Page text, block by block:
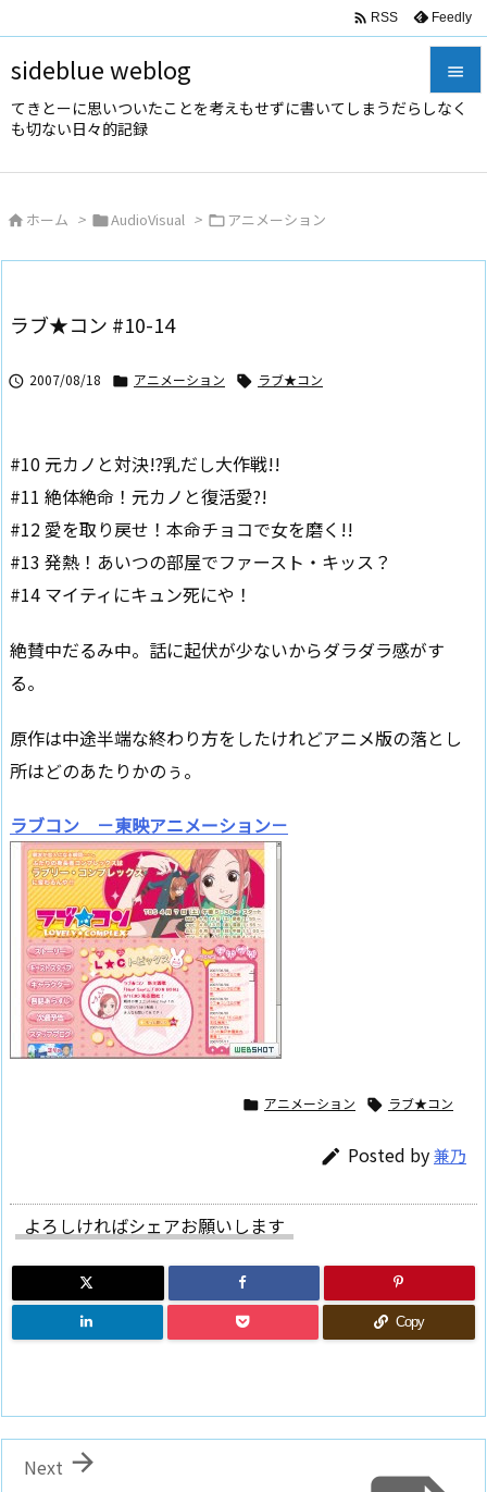
sideblue weblog
てきとーに思いついたことを考えもせずに書いてしまうだらしなく
も切ない日々的記録



 RSS Feedly
 ホーム > AudioVisual > アニメーション
ラブ★コン #10-14
 2007/08/18  アニメーション  ラブ★コン
#10 元カノと対決!?乳だし大作戦!!
#11 絶体絶命！元カノと復活愛?!
#12 愛を取り戻せ！本命チョコで女を磨く!!
#13 発熱！あいつの部屋でファースト・キッス？
#14 マイティにキュン死にや！
絶賛中だるみ中。話に起伏が少ないからダラダラ感がす
る。
原作は中途半端な終わり方をしたけれどアニメ版の落とし
所はどのあたりかのぅ。
ラブコン －東映アニメーション－
 アニメーション  ラブ★コン
 Posted by兼乃
よろしければシェアお願いします
Copy

Next